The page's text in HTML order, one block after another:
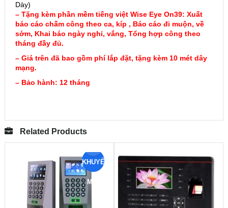
Dày)
– Tặng kèm phần mềm tiếng việt Wise Eye On39: Xuất
báo cáo chấm công theo ca, kíp , Báo cáo đi muộn, về
sớm, Khai báo ngày nghỉ, vắng, Tổng hợp công theo
tháng đầy đủ.
– Giá trên đã bao gồm phí lắp đặt, tặng kèm 10 mét dây
mạng.
– Bảo hành: 12 tháng
Related Products
KHUYẾN
MẠI